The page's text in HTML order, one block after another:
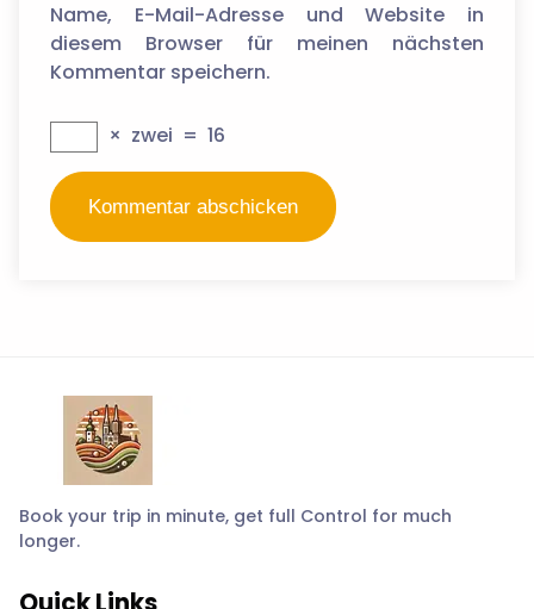
Name, E-Mail-Adresse und Website in
diesem Browser für meinen nächsten
Kommentar speichern.
× zwei = 16
Book your trip in minute, get full Control for much
longer.